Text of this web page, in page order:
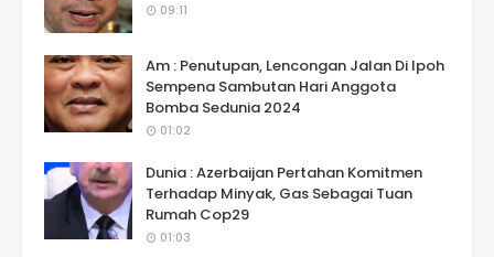
09:11
Am : Penutupan, Lencongan Jalan Di Ipoh
Sempena Sambutan Hari Anggota
Bomba Sedunia 2024
01:02
Dunia : Azerbaijan Pertahan Komitmen
Terhadap Minyak, Gas Sebagai Tuan
Rumah Cop29
01:03